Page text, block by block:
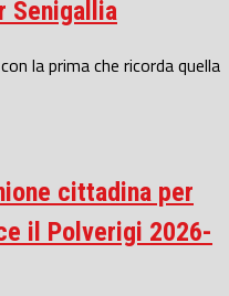
Senigallia
la prima che ricorda quella
cittadina per
il Polverigi 2026-